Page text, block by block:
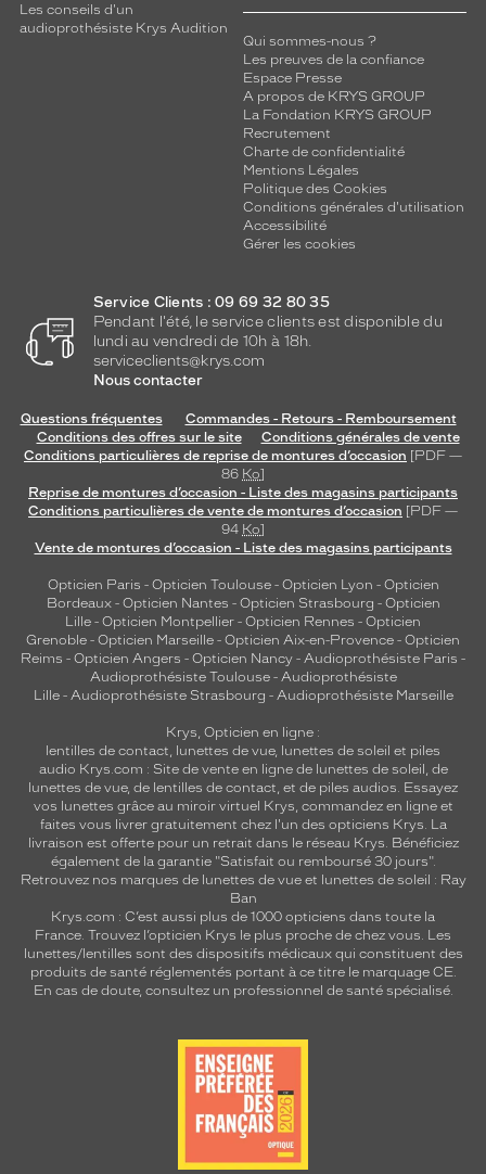
Les conseils d'un
audioprothésiste Krys Audition
Qui sommes-nous ?
Les preuves de la confiance
Espace Presse
A propos de KRYS GROUP
La Fondation KRYS GROUP
Recrutement
Charte de confidentialité
Mentions Légales
Politique des Cookies
Conditions générales d'utilisation
Accessibilité
Gérer les cookies
Service Clients : 09 69 32 80 35
Pendant l'été, le service clients est disponible du
lundi au vendredi de 10h à 18h.
serviceclients@krys.com
Nous contacter
Questions fréquentes
Commandes - Retours - Remboursement
Conditions des offres sur le site
Conditions générales de vente
Conditions particulières de reprise de montures d’occasion [PDF —
86 Ko]
Reprise de montures d’occasion - Liste des magasins participants
Conditions particulières de vente de montures d’occasion [PDF —
94 Ko]
Vente de montures d’occasion - Liste des magasins participants
Opticien Paris - Opticien Toulouse- Opticien Lyon - Opticien
Bordeaux- Opticien Nantes - Opticien Strasbourg - Opticien
Lille - Opticien Montpellier - Opticien Rennes - Opticien
Grenoble - Opticien Marseille - Opticien Aix-en-Provence - Opticien
Reims - Opticien Angers - Opticien Nancy - Audioprothésiste Paris -
Audioprothésiste Toulouse- Audioprothésiste
Lille- Audioprothésiste Strasbourg - Audioprothésiste Marseille
Krys, Opticien en ligne :
lentilles de contact, lunettes de vue, lunettes de soleil et piles
audio Krys.com : Site de vente en ligne de lunettes de soleil, de
lunettes de vue, de lentilles de contact, et de piles audios. Essayez
vos lunettes grâce au miroir virtuel Krys, commandez en ligne et
faites vous livrer gratuitement chez l'un des opticiens Krys. La
livraison est offerte pour un retrait dans le réseau Krys. Bénéficiez
également de la garantie "Satisfait ou remboursé 30 jours".
Retrouvez nos marques de lunettes de vue et lunettes de soleil : Ray
Ban
Krys.com : C’est aussi plus de 1000 opticiens dans toute la
France. Trouvez l’opticien Krys le plus proche de chez vous. Les
lunettes/lentilles sont des dispositifs médicaux qui constituent des
produits de santé réglementés portant à ce titre le marquage CE.
En cas de doute, consultez un professionnel de santé spécialisé.